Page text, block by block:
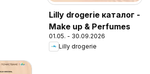
Lilly drogerie каталог -
Make up & Perfumes
01.05. - 30.09.2026
Lilly drogerie